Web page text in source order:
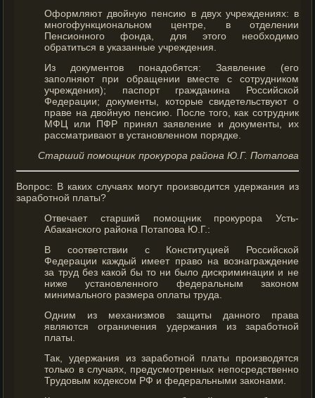
Оформляют двойную пенсию в двух учреждениях: в
многофункциональном центре, в отделении
Пенсионного фонда, для этого необходимо
обратиться в указанные учреждения.
Из документов понадобятся: Заявление (его
заполняют при обращении вместе с сотрудником
учреждения); паспорт гражданина Российской
Федерации; документы, которые свидетельствуют о
праве на двойную пенсию. После того, как сотрудник
МФЦ или ПФР принял заявление и документы, их
рассматривают в установленном порядке.
Старший помощник прокурора района Ю.Г. Потапова
Вопрос: В каких случаях могут производится удержания из
заработной платы?
Отвечает старший помощник прокурора Усть-
Абаканского района Потапова Ю.Г.:
В соответствии с Конституцией Российской
Федерации каждый имеет право на вознаграждение
за труд без какой бы то ни было дискриминации и не
ниже установленного федеральным законом
минимального размера оплаты труда.
Одним из механизмов защиты данного права
являются ограничения удержания из заработной
платы.
Так, удержания из заработной платы производятся
только в случаях, предусмотренных непосредственно
Трудовым кодексом РФ и федеральными законами.